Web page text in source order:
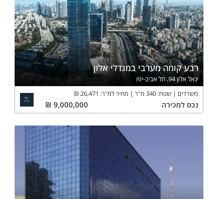
רבע קומה מערבי במגדלי אלון
יגאל אלון 94, תל אביב-יפו
משרדים
שטח: 340 מ"ר מחיר למ"ר: 26,471
₪
נכס למכירה 9,000,000
₪